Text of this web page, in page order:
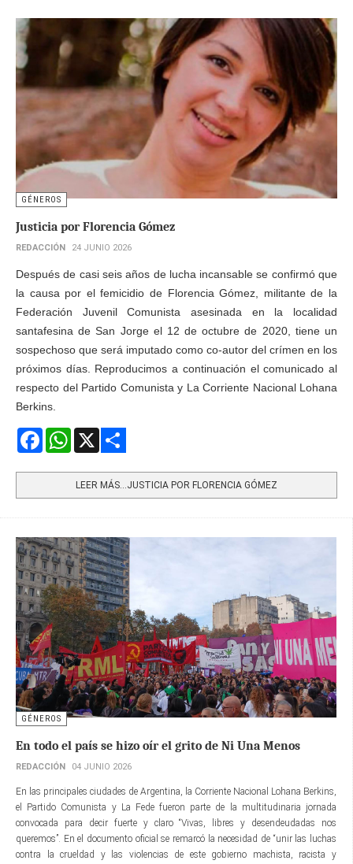
GÉNEROS
Justicia por Florencia Gómez
REDACCIÓN 24 JUNIO 2026
Después de casi seis años de lucha incansable se confirmó que
la causa por el femicidio de Florencia Gómez, militante de la
Federación Juvenil Comunista asesinada en la localidad
santafesina de San Jorge el 12 de octubre de 2020, tiene un
sospechoso que será imputado como co-autor del crímen en los
próximos días. Reproducimos a continuación el comunicado al
respecto del Partido Comunista y La Corriente Nacional Lohana
Berkins.
FacebookWhatsApp
LEER MÁS…JUSTICIA POR FLORENCIA GÓMEZ
GÉNEROS
En todo el país se hizo oír el grito de Ni Una Menos
REDACCIÓN 04 JUNIO 2026
En las principales ciudades de Argentina, la Corriente Nacional Lohana Berkins,
el Partido Comunista y La Fede fueron parte de la multitudinaria jornada
convocada para decir fuerte y claro “Vivas, libres y desendeudadas nos
queremos”. En el documento oficial se remarcó la necesidad de “unir las luchas
contra la crueldad y las violencias de este gobierno machista, racista y